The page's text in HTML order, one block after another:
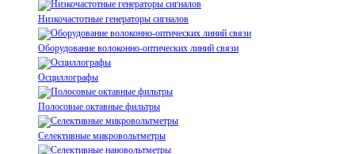
Низкочастотные генераторы сигналов
Оборудование волоконно-оптических линий связи
Осциллографы
Полосовые октавные фильтры
Селективные микровольтметры